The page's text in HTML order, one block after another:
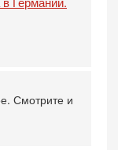
Смотрите и